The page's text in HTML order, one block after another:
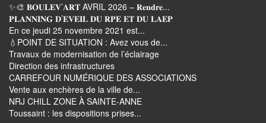
✨🎨 𝐁𝐎𝐔𝐋𝐄𝐕’𝐀𝐑𝐓 AVRIL 2026 – 𝐑𝐞𝐧𝐝𝐫𝐞...
𝐏𝐋𝐀𝐍𝐍𝐈𝐍𝐆 𝐃’𝐄𝐕𝐄𝐈𝐋 𝐃𝐔 𝐑𝐏𝐄 𝐄𝐓 𝐃𝐔 𝐋𝐀𝐄𝐏
En ce jeudi 25 novembre 2021 est...
💧POINT DE SITUATION : Avez vous de...
Travaux de modernisation de l’éclairage
Direction des infrastructures
CARREFOUR NUMÉRIQUE DES ASSOCIATIONS
Vente aux enchères de la ville de...
NRJ CHILL ZONE À SAINTE-ANNE
Toussaint : les dispositions prises...